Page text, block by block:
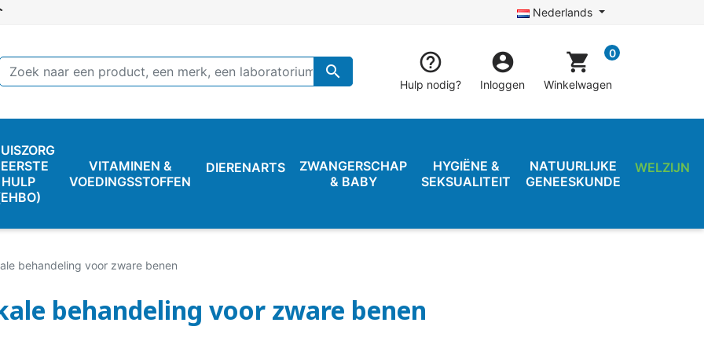
Nederlands
 
Hulp nodig?

Inloggen
shopping_cart 0
Winkelwagen
HULP
VITAMINEN &
VOEDINGSSTOFFEN
DIERENARTS
ZWANGERSCHAP
& BABY
HYGIËNE &
SEKSUALITEIT
NATUURLIJKE
GENEESKUNDE
WELZIJN
behandeling voor zware benen
behandeling voor zware benen